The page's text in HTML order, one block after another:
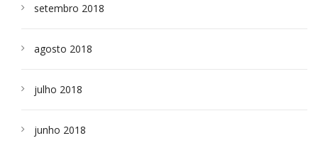
setembro 2018
agosto 2018
julho 2018
junho 2018